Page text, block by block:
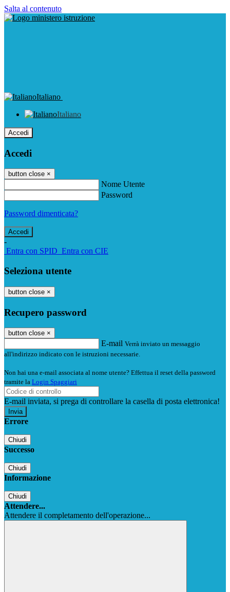
Salta al contenuto
Italiano
Italiano
Accedi
Accedi
button close ×
Nome Utente
Password
Password dimenticata?
-
Entra con SPID Entra con CIE
Seleziona utente
button close ×
Recupero password
button close ×
E-mail Verrà inviato un messaggio
all'indirizzo indicato con le istruzioni necessarie.
Non hai una e-mail associata al nome utente? Effettua il reset della password
tramite la Login Spaggiari
E-mail inviata, si prega di controllare la casella di posta elettronica!
Errore
Chiudi
Successo
Chiudi
Informazione
Chiudi
Attendere...
Attendere il completamento dell'operazione...